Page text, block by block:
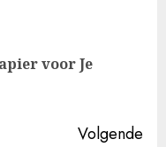
voor Je
Volgende